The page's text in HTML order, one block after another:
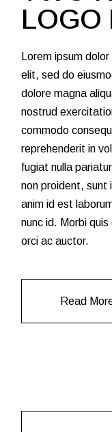
LOGO
Lorem ipsum
elit, sed do
dolore magna
nostrud
commodo
reprehenderit in
fugiat nulla
non proident, sunt
anim id est
nunc id. Morbi
orci ac auctor.
Read